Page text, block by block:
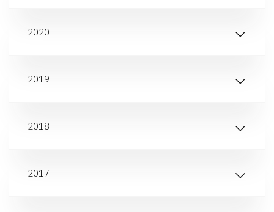
2020
2019
2018
2017